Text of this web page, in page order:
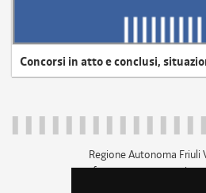
Concorsi in atto e conclusi,
Regione Autonoma Friuli
c.f. 80014930327; p.iva